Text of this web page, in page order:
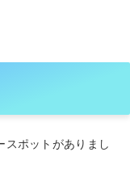
スポットがありまし